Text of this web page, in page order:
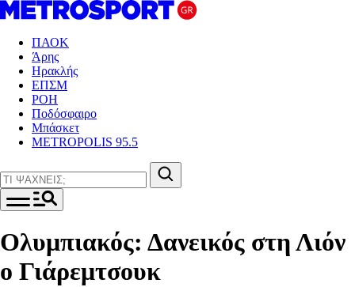
ΠΑΟΚ
Άρης
Ηρακλής
ΕΠΣΜ
ΡΟΗ
Ποδόσφαιρο
Μπάσκετ
METROPOLIS 95.5
Ολυμπιακός: Δανεικός στη Λιόν
ο Γιάρεμτσουκ